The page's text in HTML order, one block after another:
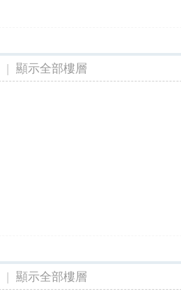
| 顯示全部樓層
| 顯示全部樓層